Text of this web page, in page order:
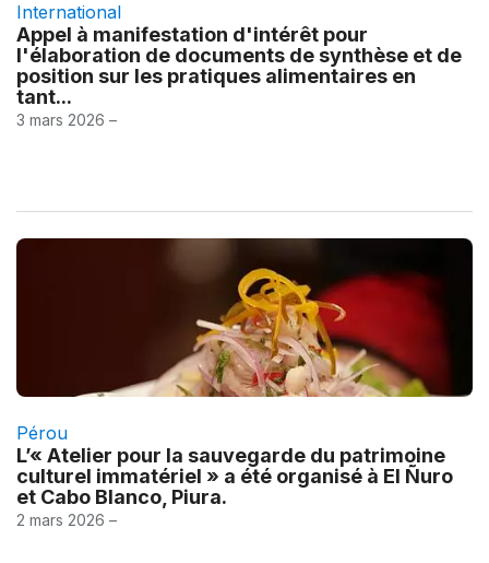
International
Appel à manifestation d'intérêt pour
l'élaboration de documents de synthèse et de
position sur les pratiques alimentaires en
tant...
3 mars 2026 –
Pérou
L’« Atelier pour la sauvegarde du patrimoine
culturel immatériel » a été organisé à El Ñuro
et Cabo Blanco, Piura.
2 mars 2026 –